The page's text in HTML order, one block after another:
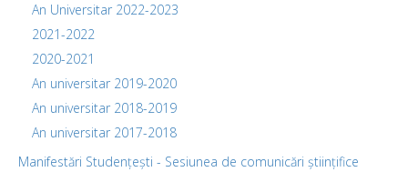
An Universitar 2022-2023
2021-2022
2020-2021
An universitar 2019-2020
An universitar 2018-2019
An universitar 2017-2018
Manifestări Studențești - Sesiunea de comunicări științifice